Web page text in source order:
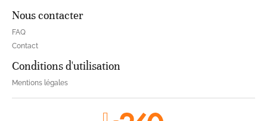
Nous contacter
FAQ
Contact
Conditions d'utilisation
Mentions légales